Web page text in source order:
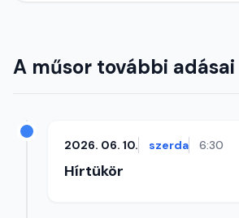
A műsor további adásai
2026. 06. 10. szerda 6:30
Hírtükör